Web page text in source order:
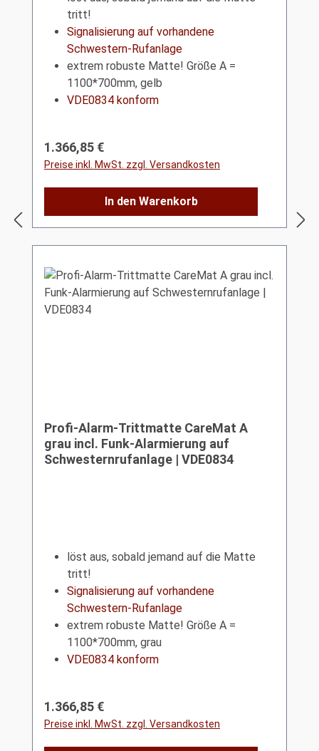
tritt!
Signalisierung auf vorhandene
Schwestern-Rufanlage
extrem robuste Matte! Größe A =
1100*700mm, gelb
VDE0834 konform
Regulärer Preis:
1.366,85 €
Preise inkl. MwSt. zzgl. Versandkosten
In den Warenkorb
Profi-Alarm-Trittmatte CareMat A
grau incl. Funk-Alarmierung auf
Schwesternrufanlage | VDE0834
löst aus, sobald jemand auf die Matte
tritt!
Signalisierung auf vorhandene
Schwestern-Rufanlage
extrem robuste Matte! Größe A =
1100*700mm, grau
VDE0834 konform
Regulärer Preis:
1.366,85 €
Preise inkl. MwSt. zzgl. Versandkosten